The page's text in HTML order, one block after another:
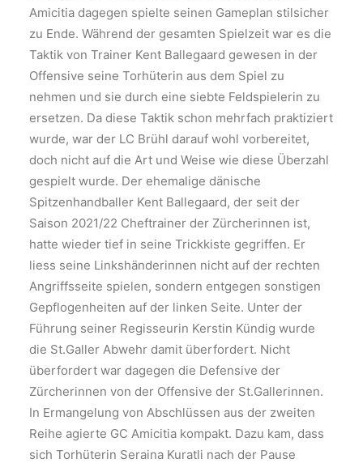
Amicitia dagegen spielte seinen Gameplan stilsicher
zu Ende. Während der gesamten Spielzeit war es die
Taktik von Trainer Kent Ballegaard gewesen in der
Offensive seine Torhüterin aus dem Spiel zu
nehmen und sie durch eine siebte Feldspielerin zu
ersetzen. Da diese Taktik schon mehrfach praktiziert
wurde, war der LC Brühl darauf wohl vorbereitet,
doch nicht auf die Art und Weise wie diese Überzahl
gespielt wurde. Der ehemalige dänische
Spitzenhandballer Kent Ballegaard, der seit der
Saison 2021/22 Cheftrainer der Zürcherinnen ist,
hatte wieder tief in seine Trickkiste gegriffen. Er
liess seine Linkshänderinnen nicht auf der rechten
Angriffsseite spielen, sondern entgegen sonstigen
Gepflogenheiten auf der linken Seite. Unter der
Führung seiner Regisseurin Kerstin Kündig wurde
die St.Galler Abwehr damit überfordert. Nicht
überfordert war dagegen die Defensive der
Zürcherinnen von der Offensive der St.Gallerinnen.
In Ermangelung von Abschlüssen aus der zweiten
Reihe agierte GC Amicitia kompakt. Dazu kam, dass
sich Torhüterin Seraina Kuratli nach der Pause